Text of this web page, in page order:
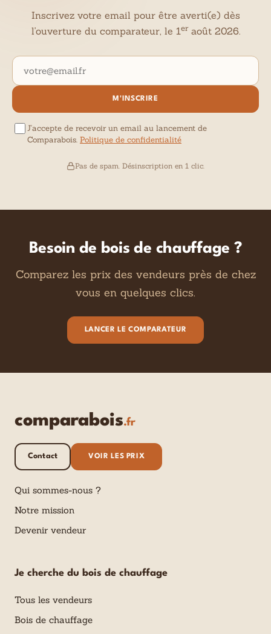
Inscrivez votre email pour être averti(e) dès
l'ouverture du comparateur, le 1eraoût 2026.
Adresse email
M'INSCRIRE
J'accepte de recevoir un email au lancement de
Comparabois. Politique de confidentialité
Pas de spam. Désinscription en 1 clic.
Besoin de bois de chauffage ?
Comparez les prix des vendeurs près de chez
vous en quelques clics.
LANCER LE COMPARATEUR
comparabois.fr
Contact VOIR LES PRIX
Qui sommes-nous ?
Notre mission
Devenir vendeur
Je cherche du bois de chauffage
Tous les vendeurs
Bois de chauffage